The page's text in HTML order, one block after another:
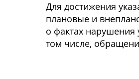
Для достижения
плановые и
о фактах нарушения
том числе,